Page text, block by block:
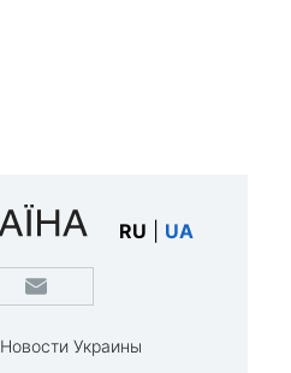
RU UA
Новости Украины